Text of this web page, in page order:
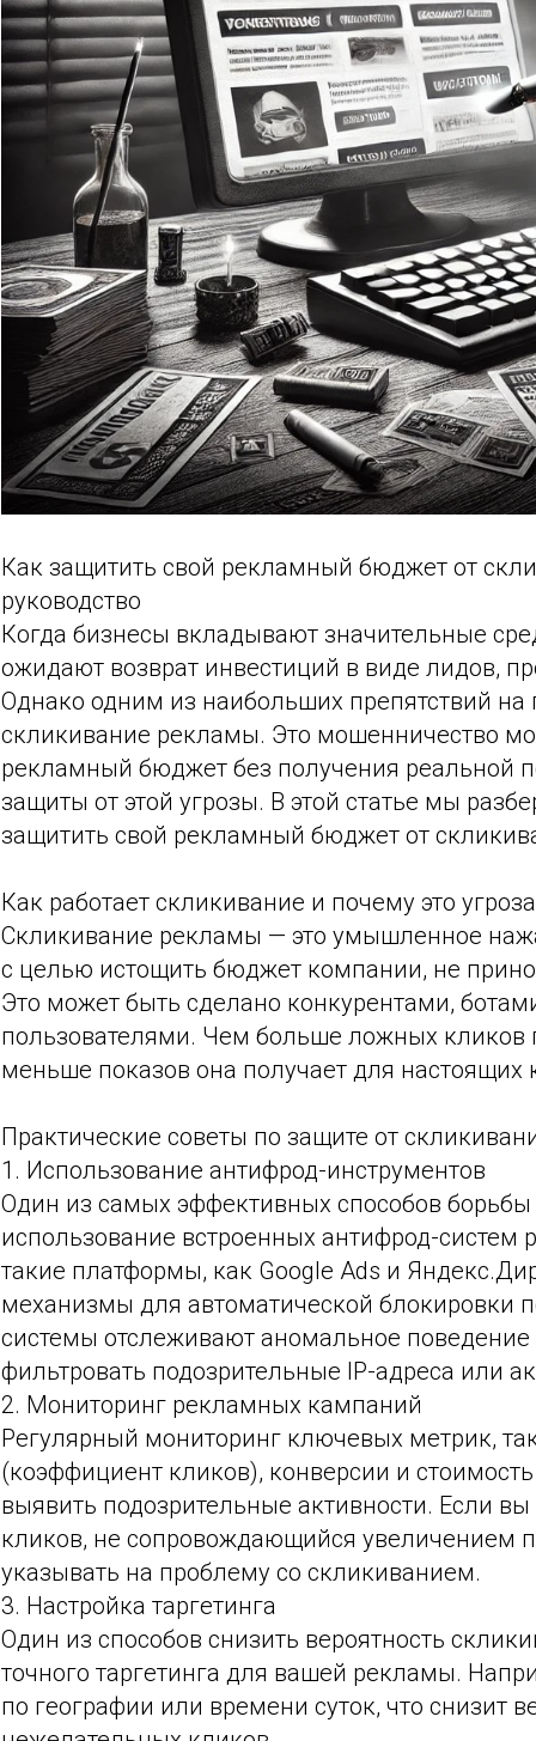
Как защитить свой рекламный бюджет от
руководство
Когда бизнесы вкладывают значительные
ожидают возврат инвестиций в виде лидов,
Однако одним из наибольших препятствий на
скликивание рекламы. Это мошенничество
рекламный бюджет без получения реальной
защиты от этой угрозы. В этой статье мы
защитить свой рекламный бюджет от
Как работает скликивание и почему это
Скликивание рекламы — это умышленное
с целью истощить бюджет компании, не
Это может быть сделано конкурентами,
пользователями. Чем больше ложных кликов
меньше показов она получает для настоящих
Практические советы по защите от
1. Использование антифрод-инструментов
Один из самых эффективных способов
использование встроенных антифрод-
такие платформы, как Google Ads и
механизмы для автоматической блокировки
системы отслеживают аномальное поведение
фильтровать подозрительные IP-адреса или
2. Мониторинг рекламных кампаний
Регулярный мониторинг ключевых метрик,
(коэффициент кликов), конверсии и
выявить подозрительные активности. Если
кликов, не сопровождающийся увеличением
указывать на проблему со скликиванием.
3. Настройка таргетинга
Один из способов снизить вероятность
точного таргетинга для вашей рекламы.
по географии или времени суток, что снизит